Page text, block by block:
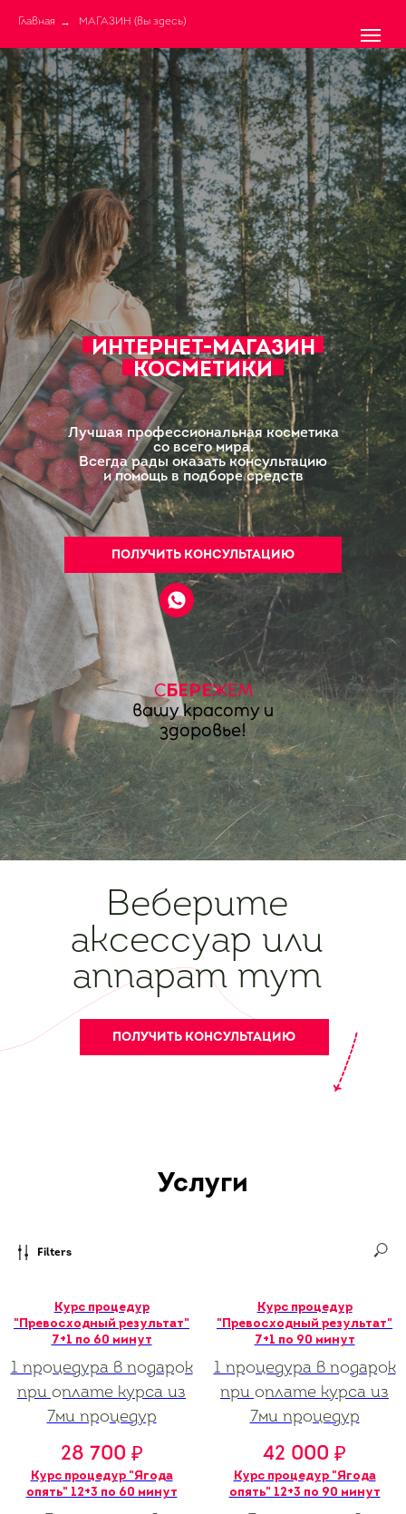
Главная → МАГАЗИН (вы здесь)
ПОЛУЧИТЬ КОНСУЛЬТАЦИЮ
ИНТЕРНЕТ-МАГАЗИН
КОСМЕТИКИ
СБЕРЕЖЕМ
вашу красоту и
здоровье!
Лучшая профессиональная косметика
со всего мира.
Всегда рады оказать консультацию
и помощь в подборе средств
Веберите
аксессуар или
аппарат тут
ПОЛУЧИТЬ КОНСУЛЬТАЦИЮ
Услуги
Filters
Курс процедур
"Превосходный результат"
7+1 по 60 минут
1 процедура в подарок
при оплате курса из
7ми процедур
28 700 ₽
Курс процедур
"Превосходный результат"
7+1 по 90 минут
1 процедура в подарок
при оплате курса из
7ми процедур
42 000 ₽
Курс процедур "Ягода
опять" 12+3 по 60 минут
Курс процедур "Ягода
опять" 12+3 по 90 минут